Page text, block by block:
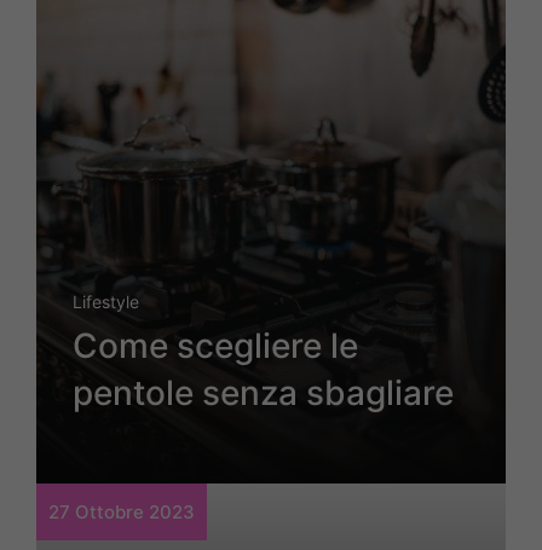
Lifestyle
Come scegliere le
pentole senza sbagliare
27 Ottobre 2023